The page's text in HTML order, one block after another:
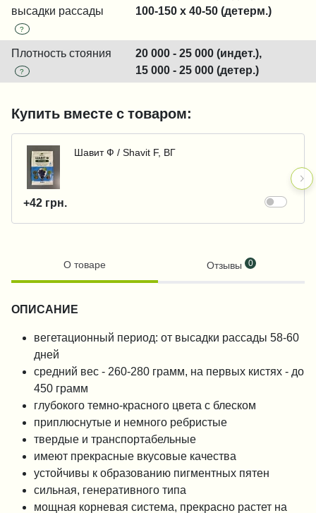
высадки рассады
?
100-150 x 40-50 (детерм.)
Плотность стояния
?
20 000 - 25 000 (индет.),
15 000 - 25 000 (детер.)
Купить вместе с товаром:
Шавит Ф / Shavit F, ВГ
+42 грн.
О товаре Отзывы 0
ОПИСАНИЕ
вегетационный период: от высадки рассады 58-60
дней
средний вес - 260-280 грамм, на первых кистях - до
450 грамм
глубокого темно-красного цвета с блеском
приплюснутые и немного ребристые
твердые и транспортабельные
имеют прекрасные вкусовые качества
устойчивы к образованию пигментных пятен
сильная, генеративного типа
мощная корневая система, прекрасно растет на